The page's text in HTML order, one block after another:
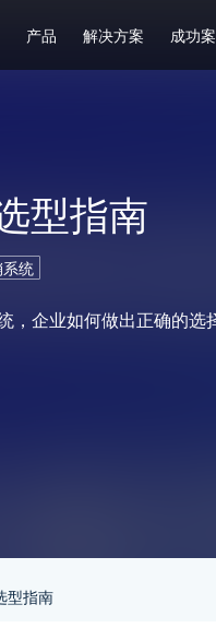
产品 解决方案 成功
型指南
统
，企业如何做出正确的选
型指南